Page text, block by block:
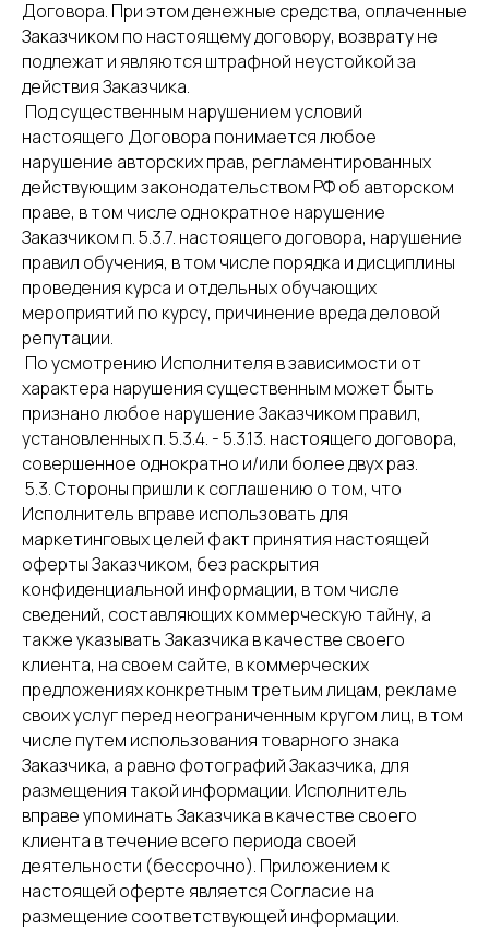
Договора. При этом денежные средства, оплаченные
Заказчиком по настоящему договору, возврату не
подлежат и являются штрафной неустойкой за
действия Заказчика.
Под существенным нарушением условий
настоящего Договора понимается любое
нарушение авторских прав, регламентированных
действующим законодательством РФ об авторском
праве, в том числе однократное нарушение
Заказчиком п. 5.3.7. настоящего договора, нарушение
правил обучения, в том числе порядка и дисциплины
проведения курса и отдельных обучающих
мероприятий по курсу, причинение вреда деловой
репутации.
По усмотрению Исполнителя в зависимости от
характера нарушения существенным может быть
признано любое нарушение Заказчиком правил,
установленных п. 5.3.4. - 5.3.13. настоящего договора,
совершенное однократно и/или более двух раз.
5.3. Стороны пришли к соглашению о том, что
Исполнитель вправе использовать для
маркетинговых целей факт принятия настоящей
оферты Заказчиком, без раскрытия
конфиденциальной информации, в том числе
сведений, составляющих коммерческую тайну, а
также указывать Заказчика в качестве своего
клиента, на своем сайте, в коммерческих
предложениях конкретным третьим лицам, рекламе
своих услуг перед неограниченным кругом лиц, в том
числе путем использования товарного знака
Заказчика, а равно фотографий Заказчика, для
размещения такой информации. Исполнитель
вправе упоминать Заказчика в качестве своего
клиента в течение всего периода своей
деятельности (бессрочно). Приложением к
настоящей оферте является Согласие на
размещение соответствующей информации.